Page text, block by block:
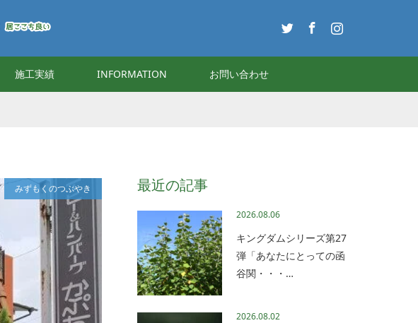
施工実績 INFORMATION お問い合わせ
みずもくのつぶやき 最近の記事
2026.08.06
キングダムシリーズ第27
弾「あなたにとっての函
谷関・・・…
2026.08.02